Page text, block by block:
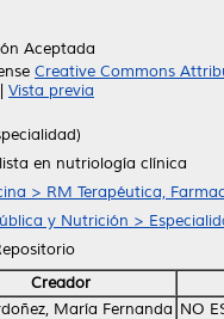
Aceptada
Creative Commons
Vista previa
en nutriología clínica
> RM Terapéutica,
y Nutrición >
Creador
María Fernanda NO